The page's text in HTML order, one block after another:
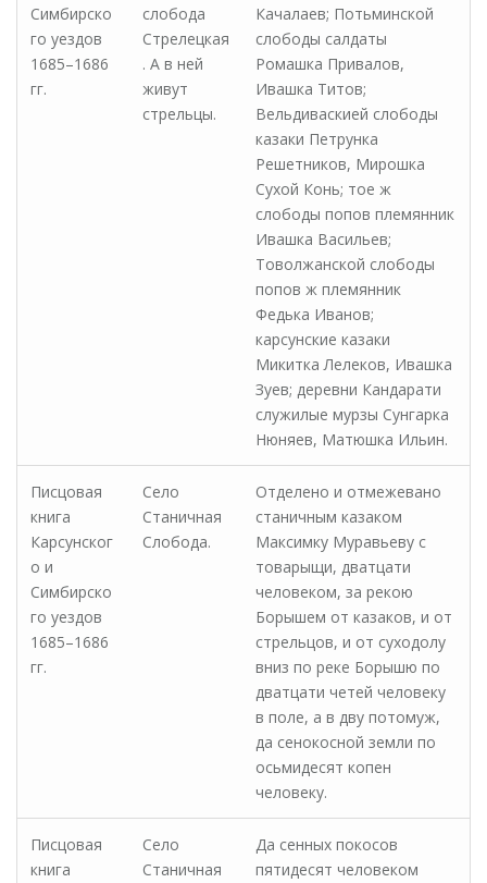
Симбирско
го уездов
1685–1686
гг.
слобода
Стрелецкая
. А в ней
живут
стрельцы.
Качалаев; Потьминской
слободы салдаты
Ромашка Привалов,
Ивашка Титов;
Вельдиваскией слободы
казаки Петрунка
Решетников, Мирошка
Сухой Конь; тое ж
слободы попов племянник
Ивашка Васильев;
Товолжанской слободы
попов ж племянник
Федька Иванов;
карсунские казаки
Микитка Лелеков, Ивашка
Зуев; деревни Кандарати
служилые мурзы Сунгарка
Нюняев, Матюшка Ильин.
Писцовая
книга
Карсунског
о и
Симбирско
го уездов
1685–1686
гг.
Село
Станичная
Слобода.
Отделено и отмежевано
станичным казаком
Максимку Муравьеву с
товарыщи, дватцати
человеком, за рекою
Борышем от казаков, и от
стрельцов, и от суходолу
вниз по реке Борышю по
дватцати четей человеку
в поле, а в дву потомуж,
да сенокосной земли по
осьмидесят копен
человеку.
Писцовая
книга
Село
Станичная
Да сенных покосов
пятидесят человеком